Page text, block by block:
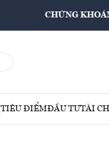
CHỨNG
TIÊU ĐIỂMĐẦU TƯTÀI